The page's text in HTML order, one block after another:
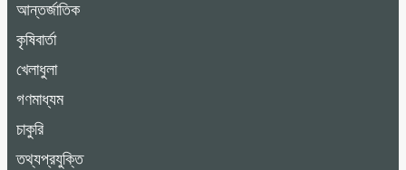
আন্তর্জাতিক
কৃষিবার্তা
খেলাধুলা
গণমাধ্যম
চাকুরি
তথ্যপ্রযুক্তি